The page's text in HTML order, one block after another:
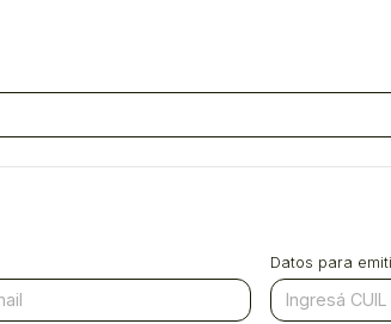
Datos para